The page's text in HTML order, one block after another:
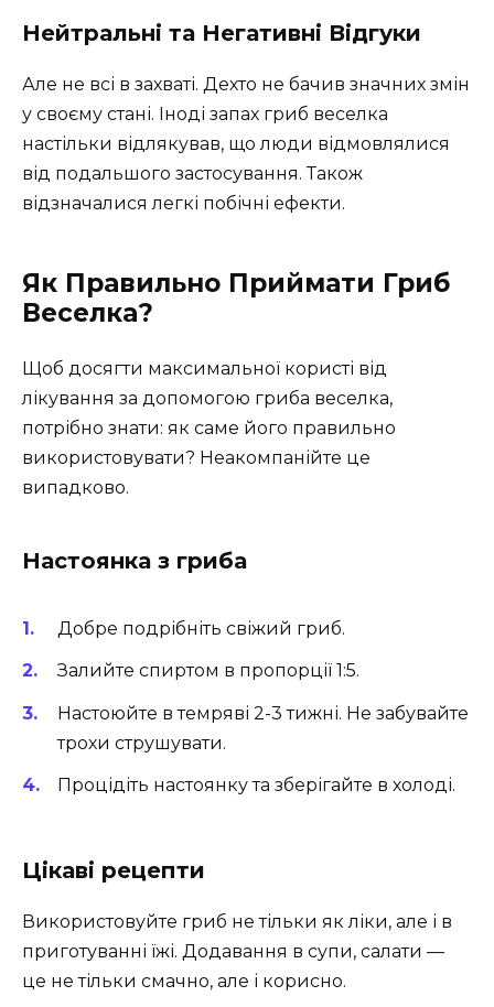
Нейтральні та Негативні Відгуки
Але не всі в захваті. Дехто не бачив значних змін
у своєму стані. Іноді запах гриб веселка
настільки відлякував, що люди відмовлялися
від подальшого застосування. Також
відзначалися легкі побічні ефекти.
Як Правильно Приймати Гриб
Веселка?
Щоб досягти максимальної користі від
лікування за допомогою гриба веселка,
потрібно знати: як саме його правильно
використовувати? Неакомпанійте це
випадково.
Настоянка з гриба
Добре подрібніть свіжий гриб.
Залийте спиртом в пропорції 1:5.
Настоюйте в темряві 2-3 тижні. Не забувайте
трохи струшувати.
Процідіть настоянку та зберігайте в холоді.
Цікаві рецепти
Використовуйте гриб не тільки як ліки, але і в
приготуванні їжі. Додавання в супи, салати —
це не тільки смачно, але і корисно.